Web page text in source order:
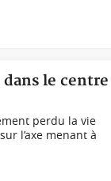
le centre
perdu la vie
l’axe menant à